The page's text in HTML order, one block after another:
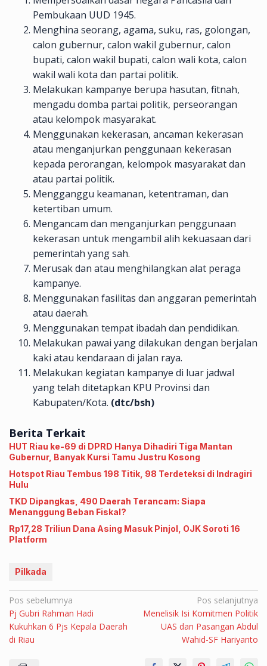
Pembukaan UUD 1945.
Menghina seorang, agama, suku, ras, golongan,
calon gubernur, calon wakil gubernur, calon
bupati, calon wakil bupati, calon wali kota, calon
wakil wali kota dan partai politik.
Melakukan kampanye berupa hasutan, fitnah,
mengadu domba partai politik, perseorangan
atau kelompok masyarakat.
Menggunakan kekerasan, ancaman kekerasan
atau menganjurkan penggunaan kekerasan
kepada perorangan, kelompok masyarakat dan
atau partai politik.
Mengganggu keamanan, ketentraman, dan
ketertiban umum.
Mengancam dan menganjurkan penggunaan
kekerasan untuk mengambil alih kekuasaan dari
pemerintah yang sah.
Merusak dan atau menghilangkan alat peraga
kampanye.
Menggunakan fasilitas dan anggaran pemerintah
atau daerah.
Menggunakan tempat ibadah dan pendidikan.
Melakukan pawai yang dilakukan dengan berjalan
kaki atau kendaraan di jalan raya.
Melakukan kegiatan kampanye di luar jadwal
yang telah ditetapkan KPU Provinsi dan
Kabupaten/Kota. (dtc/bsh)
Berita Terkait
HUT Riau ke-69 di DPRD Hanya Dihadiri Tiga Mantan
Gubernur, Banyak Kursi Tamu Justru Kosong
Hotspot Riau Tembus 198 Titik, 98 Terdeteksi di Indragiri
Hulu
TKD Dipangkas, 490 Daerah Terancam: Siapa
Menanggung Beban Fiskal?
Rp17,28 Triliun Dana Asing Masuk Pinjol, OJK Soroti 16
Platform
Pilkada
Navigasi
pos
Pos sebelumnya
Pj Gubri Rahman Hadi
Kukuhkan 6 Pjs Kepala Daerah
di Riau
Pos selanjutnya
Menelisik Isi Komitmen Politik
UAS dan Pasangan Abdul
Wahid-SF Hariyanto